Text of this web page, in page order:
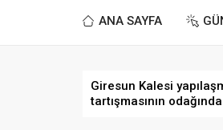
ANA SAYFA
Giresun Kalesi
tartışmasının odağında